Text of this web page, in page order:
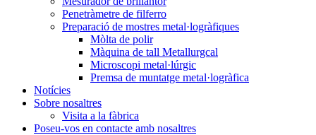
Penetràmetre de filferro
Preparació de mostres metal·logràfiques
Mòlta de polir
Màquina de tall Metallurgcal
Microscopi metal·lúrgic
Premsa de muntatge metal·logràfica
Notícies
Sobre nosaltres
Visita a la fàbrica
Poseu-vos en contacte amb nosaltres